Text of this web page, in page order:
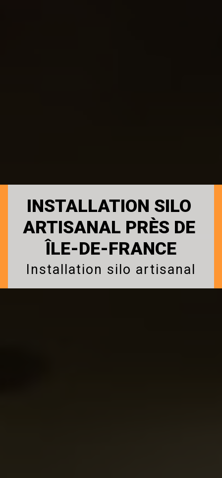
INSTALLATION SILO
ARTISANAL PRÈS DE
ÎLE-DE-FRANCE
Installation silo artisanal